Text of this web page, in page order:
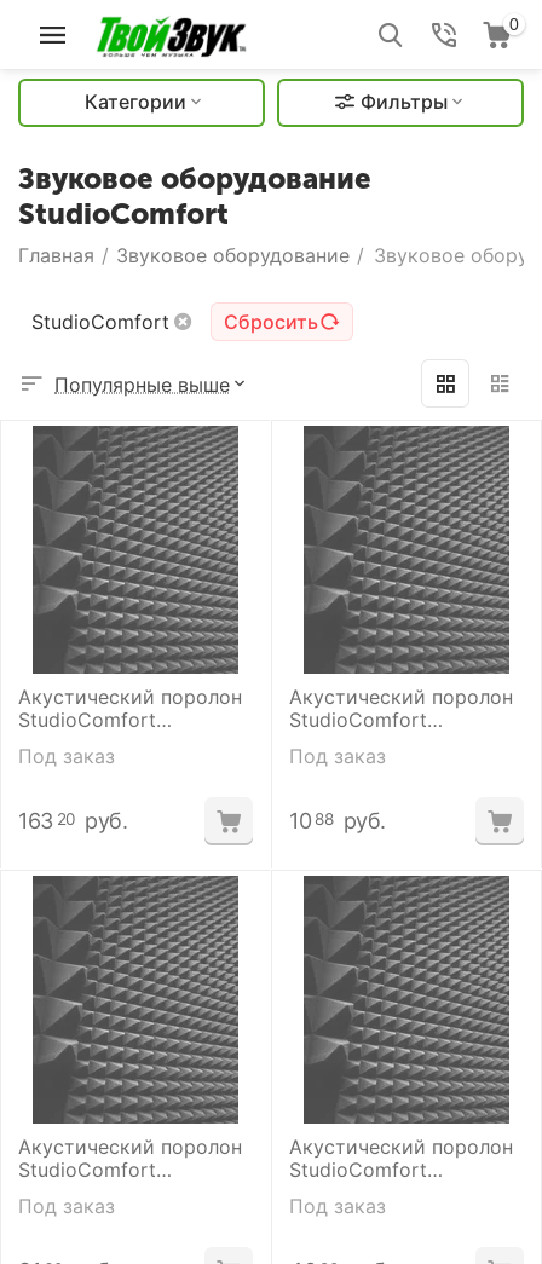
0
Категории Фильтры
Звуковое оборудование
StudioComfort
Главная / Звуковое оборудование / Звуковое
StudioComfort Сбросить
Популярные выше
Акустический поролон
StudioComfort
Пирамида
(40*2000*2000мм)
Под заказ
163 20 руб.
Акустический поролон
StudioComfort
Пирамида
(40*500*500мм)
Под заказ
10 88 руб.
Акустический поролон
StudioComfort
(40*1000*2000мм)
Под заказ
Акустический поролон
StudioComfort
(40*1000*1000мм)
Под заказ